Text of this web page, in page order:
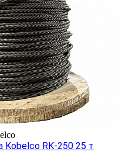
Kobelco RK-250 25 т